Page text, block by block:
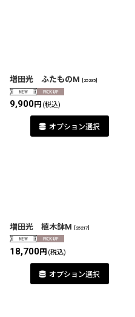
増田光 ふたものM 25235
9,900円 (税込)
オプション選択
増田光 植木鉢M [25217]
18,700円 (税込)
オプション選択